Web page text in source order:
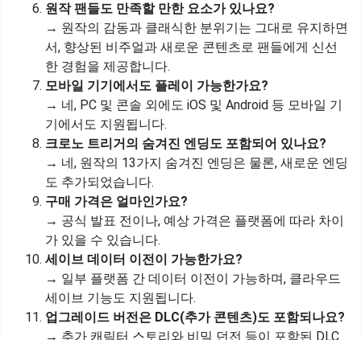
원작 팬들도 만족할 만한 요소가 있나요?
→ 원작의 감동과 클래식한 분위기는 그대로 유지하면
서, 향상된 비주얼과 새로운 콘텐츠로 팬들에게 신선
한 경험을 제공합니다.
모바일 기기에서도 플레이 가능한가요?
→ 네, PC 및 콘솔 외에도 iOS 및 Android 등 모바일 기
기에서도 지원됩니다.
크로노 트리거의 숨겨진 엔딩도 포함되어 있나요?
→ 네, 원작의 13가지 숨겨진 엔딩은 물론, 새로운 엔딩
도 추가되었습니다.
구매 가격은 얼마인가요?
→ 공식 발표 전이나, 예상 가격은 플랫폼에 따라 차이
가 있을 수 있습니다.
세이브 데이터 이전이 가능한가요?
→ 일부 플랫폼 간 데이터 이전이 가능하며, 클라우드
세이브 기능도 지원됩니다.
업그레이드 버전은 DLC(추가 콘텐츠)도 포함되나요?
→ 추가 캐릭터 스토리와 비밀 던전 등이 포함된 DLC